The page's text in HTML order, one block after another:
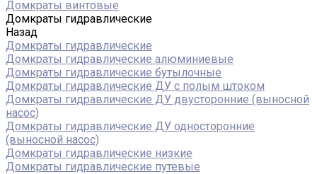
Домкраты винтовые
Домкраты гидравлические
Назад
Домкраты гидравлические
Домкраты гидравлические алюминиевые
Домкраты гидравлические бутылочные
Домкраты гидравлические ДУ c полым штоком
Домкраты гидравлические ДУ двусторонние (выносной
насос)
Домкраты гидравлические ДУ односторонние
(выносной насос)
Домкраты гидравлические низкие
Домкраты гидравлические путевые